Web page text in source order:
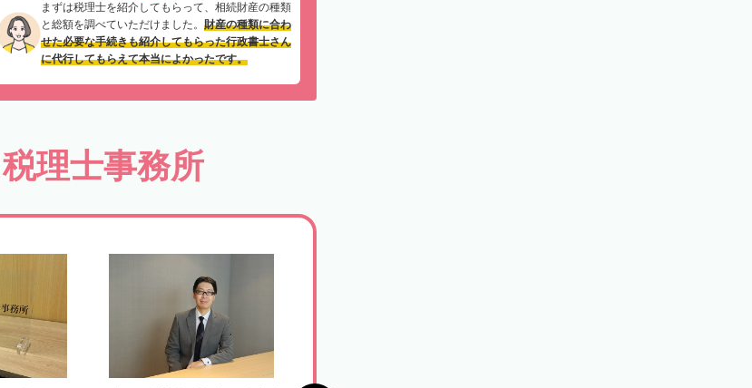
まずは税理士を紹介してもらって、相続財産の種類
と総額を調べていただけました。 財産の種類に合わ
せた必要な手続きも紹介してもらった行政書士さん
に代行してもらえて本当によかったです。
税理士事務所